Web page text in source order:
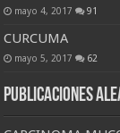
mayo 4, 2017 91
CURCUMA
mayo 5, 2017 62
Publicaciones